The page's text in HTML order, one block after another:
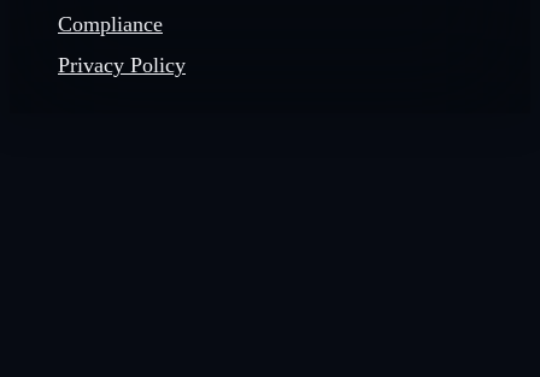
Compliance
Privacy Policy